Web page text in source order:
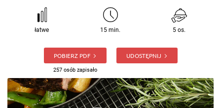
łatwe 15 min. 5 os.
POBIERZ PDF
257 osób zapisało
UDOSTĘPNIJ